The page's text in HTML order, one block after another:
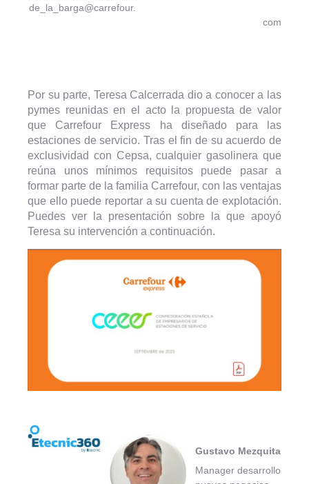
de_la_barga@carrefour.
com
Por su parte, Teresa Calcerrada dio a conocer a las
pymes reunidas en el acto la propuesta de valor
que Carrefour Express ha diseñado para las
estaciones de servicio. Tras el fin de su acuerdo de
exclusividad con Cepsa, cualquier gasolinera que
reúna unos mínimos requisitos puede pasar a
formar parte de la familia Carrefour, con las ventajas
que ello puede reportar a su cuenta de explotación.
Puedes ver la presentación sobre la que apoyó
Teresa su intervención a continuación.
Gustavo Mezquita
Manager desarrollo